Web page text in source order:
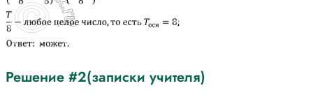
Решение #2(записки учителя)